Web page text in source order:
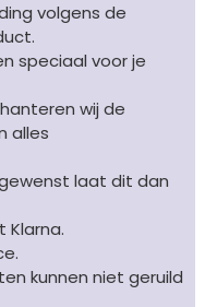
volgens de
speciaal voor je
wij de
alles
laat dit dan
kunnen niet geruild